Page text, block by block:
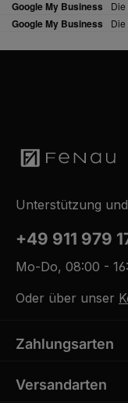
Unterstützung
+49 911 979
Mo-Do, 08:00 -
Oder über unser
Zahlungsarten
Versandarten